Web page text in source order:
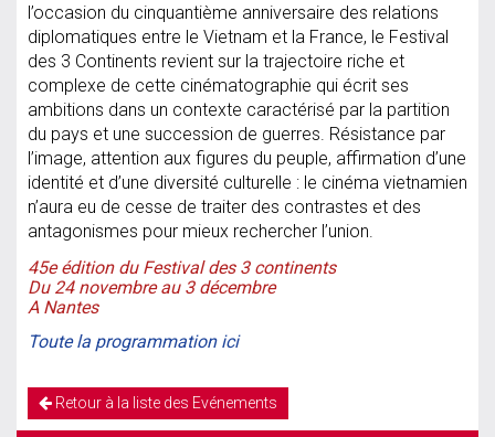
l’occasion du cinquantième anniversaire des relations
diplomatiques entre le Vietnam et la France, le Festival
des 3 Continents revient sur la trajectoire riche et
complexe de cette cinématographie qui écrit ses
ambitions dans un contexte caractérisé par la partition
du pays et une succession de guerres. Résistance par
l’image, attention aux figures du peuple, affirmation d’une
identité et d’une diversité culturelle : le cinéma vietnamien
n’aura eu de cesse de traiter des contrastes et des
antagonismes pour mieux rechercher l’union.
45e édition du Festival des 3 continents
Du 24 novembre au 3 décembre
A Nantes
Toute la programmation ici
Retour à la liste des Evénements